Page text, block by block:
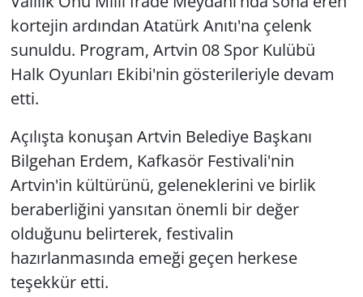
kortejin ardından Atatürk Anıtı'na çelenk
sunuldu. Program, Artvin 08 Spor Kulübü
Halk Oyunları Ekibi'nin gösterileriyle devam
etti.
Açılışta konuşan Artvin Belediye Başkanı
Bilgehan Erdem, Kafkasör Festivali'nin
Artvin'in kültürünü, geleneklerini ve birlik
beraberliğini yansıtan önemli bir değer
olduğunu belirterek, festivalin
hazırlanmasında emeği geçen herkese
teşekkür etti.